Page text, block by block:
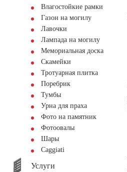
Влагостойкие рамки
Газон на могилу
Лавочки
Лампада на могилу
Мемориальная доска
Скамейки
Тротуарная плитка
Поребрик
Тумбы
Урна для праха
Фото на памятник
Фотоовалы
Шары
Сaggiati
Услуги